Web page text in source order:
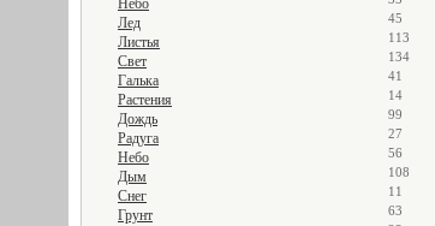
Небо
Лед 45
Листья 113
Свет 134
Галька 41
Растения 14
Дождь 99
Радуга 27
Небо 56
Дым 108
Снег 11
Грунт 63